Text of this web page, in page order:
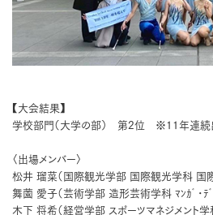
【大会結果】
学校部門（大学の部） 第2位 ※11年連続
〈出場メンバー〉
松井 瑠菜（国際観光学部 国際観光学科 国
舞薗 愛子（芸術学部 造形芸術学科 ﾏﾝｶﾞ･ﾃ
木下 将希（経営学部 スポーツマネジメント学